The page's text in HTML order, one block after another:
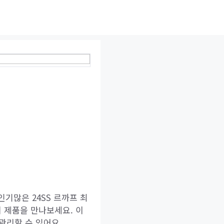
많은 24SS 르까프 최
품을 만나보세요. 이